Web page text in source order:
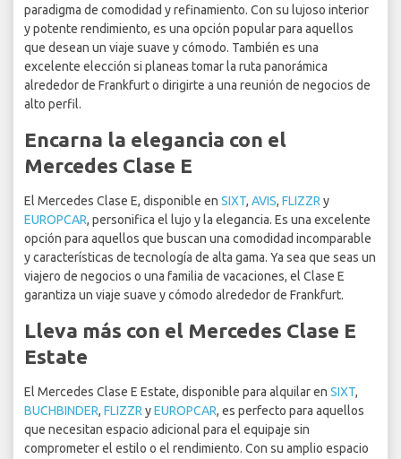
paradigma de comodidad y refinamiento. Con su lujoso interior
y potente rendimiento, es una opción popular para aquellos
que desean un viaje suave y cómodo. También es una
excelente elección si planeas tomar la ruta panorámica
alrededor de Frankfurt o dirigirte a una reunión de negocios de
alto perfil.
Encarna la elegancia con el
Mercedes Clase E
El Mercedes Clase E, disponible en SIXT, AVIS, FLIZZR y
EUROPCAR, personifica el lujo y la elegancia. Es una excelente
opción para aquellos que buscan una comodidad incomparable
y características de tecnología de alta gama. Ya sea que seas un
viajero de negocios o una familia de vacaciones, el Clase E
garantiza un viaje suave y cómodo alrededor de Frankfurt.
Lleva más con el Mercedes Clase E
Estate
El Mercedes Clase E Estate, disponible para alquilar en SIXT,
BUCHBINDER, FLIZZR yEUROPCAR, es perfecto para aquellos
que necesitan espacio adicional para el equipaje sin
comprometer el estilo o el rendimiento. Con su amplio espacio